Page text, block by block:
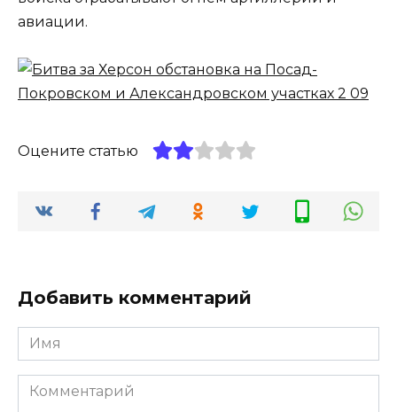
авиации.
Оцените статью
Добавить комментарий
Имя
*
Комментарий